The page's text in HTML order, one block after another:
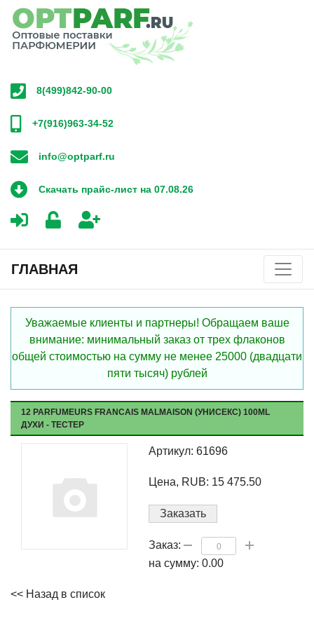
8(499)842-90-00
+7(916)963-34-52
info@optparf.ru
Скачать прайс-лист на 07.08.26
ГЛАВНАЯ
Уважаемые клиенты и партнеры! Обращаем ваше
внимание: минимальный заказ от трех флаконов
общей стоимостью на сумму не менее 25000 (двадцати
пяти тысяч) рублей
12 PARFUMEURS FRANCAIS MALMAISON (УНИСЕКС) 100ML
ДУХИ - ТЕСТЕР
Артикул: 61696
Цена, RUB: 15 475.50
Заказать
Заказ:
на сумму: 0.00
<< Назад в список